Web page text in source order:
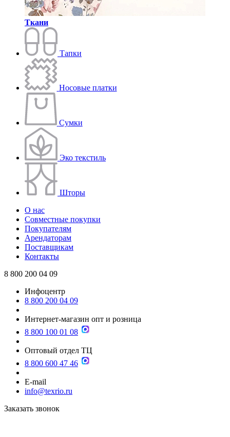
Ткани
Тапки
Носовые платки
Сумки
Эко текстиль
Шторы
О нас
Совместные покупки
Покупателям
Арендаторам
Поставщикам
Контакты
8 800 200 04 09
Инфоцентр
8 800 200 04 09
Интернет-магазин опт и розница
8 800 100 01 08
Оптовый отдел ТЦ
8 800 600 47 46
E-mail
info@texrio.ru
Заказать звонок